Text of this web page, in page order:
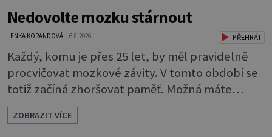
Nedovolte mozku stárnout
LENKA KORANDOVÁ 6.8.2026 PŘEHRÁT
Každý, komu je přes 25 let, by měl pravidelně
procvičovat mozkové závity. V tomto období se
totiž začíná zhoršovat paměť. Možná máte
problém vzpomenout si na jméno kolegy z
práce. Nebo marně v paměti lovíte název
ZOBRAZIT VÍCE